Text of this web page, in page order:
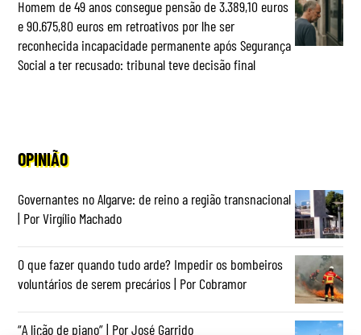
Homem de 49 anos consegue pensão de 3.389,10 euros
e 90.675,80 euros em retroativos por lhe ser
reconhecida incapacidade permanente após Segurança
Social a ter recusado: tribunal teve decisão final
OPINIÃO
Governantes no Algarve: de reino a região transnacional
| Por Virgílio Machado
O que fazer quando tudo arde? Impedir os bombeiros
voluntários de serem precários | Por Cobramor
“A lição de piano” | Por José Garrido